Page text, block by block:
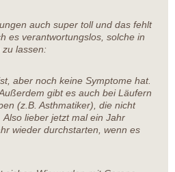
auch super toll und das fehlt
es verantwortungslos, solche in
lassen:
aber noch keine Symptome hat.
gibt es auch bei Läufern
(z.B. Asthmatiker), die nicht
lieber jetzt mal ein Jahr
wieder durchstarten, wenn es